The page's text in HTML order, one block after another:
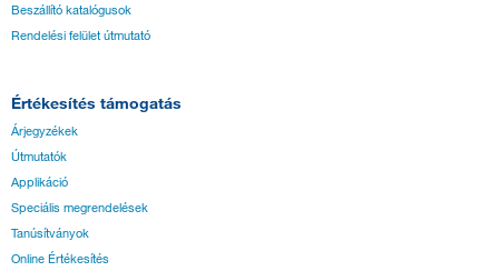
Beszállító katalógusok
Rendelési felület útmutató
Értékesítés támogatás
Árjegyzékek
Útmutatók
Applikáció
Speciális megrendelések
Tanúsítványok
Online Értékesítés